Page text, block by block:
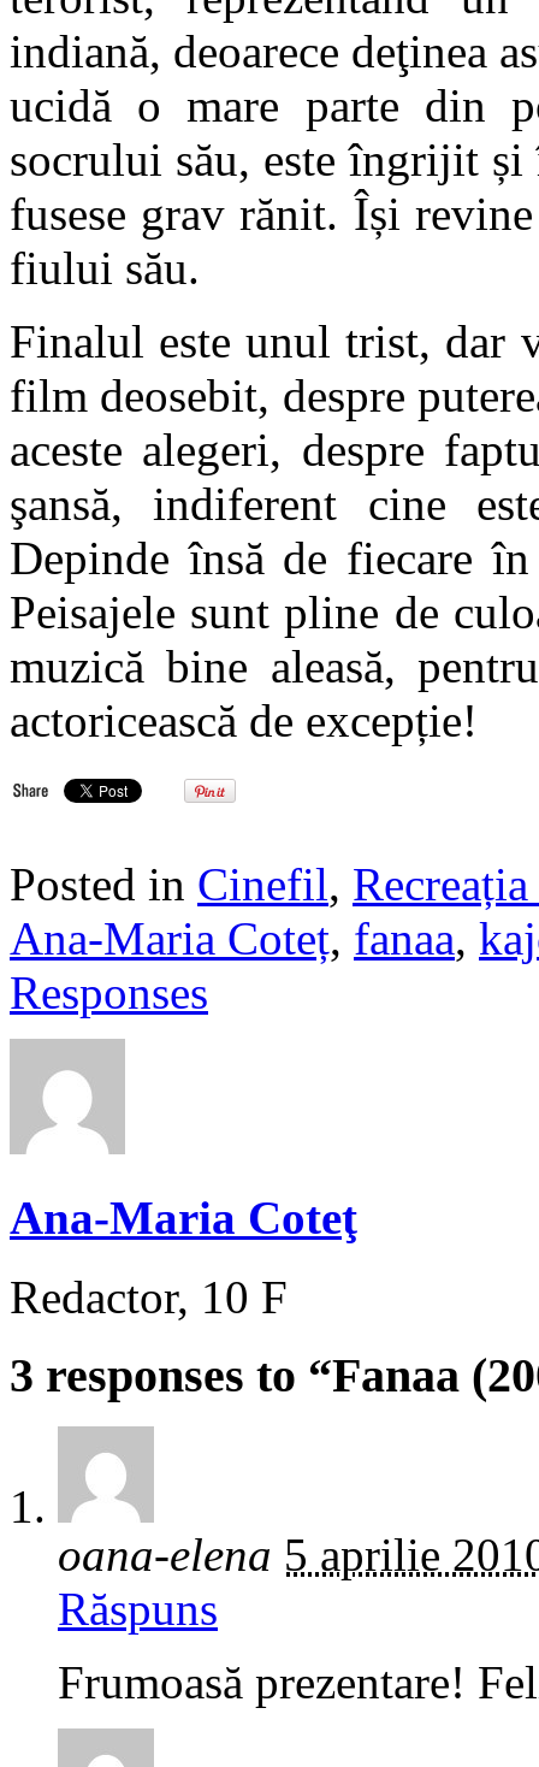
indiană, deoarece deţinea
ucidă o mare parte din
socrului său, este îngrijit
fusese grav rănit. Își
fiului său.
Finalul este unul trist, dar
film deosebit, despre
aceste alegeri, despre
şansă, indiferent cine
Depinde însă de fiecare în
Peisajele sunt pline de
muzică bine aleasă,
actoricească de excepție!
Posted in Cinefil,
Ana-Maria Coteț, fanaa,
Responses
Ana-Maria Coteţ
Redactor, 10 F
3 responses to “Fanaa
oana-elena 5 aprilie
Răspuns
Frumoasă prezentare!